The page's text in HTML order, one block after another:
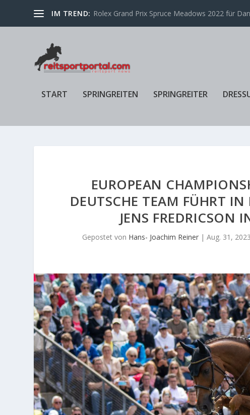
IM TREND: Rolex Grand Prix Spruce Meadows 2022 für
START SPRINGREITEN SPRINGREITER
EUROPEAN
DEUTSCHE TEAM FÜHRT
JENS FREDRICSON
Gepostet von Hans- Joachim Reiner |Aug. 31, 2023